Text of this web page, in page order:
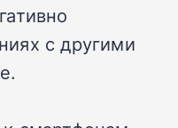
с другими